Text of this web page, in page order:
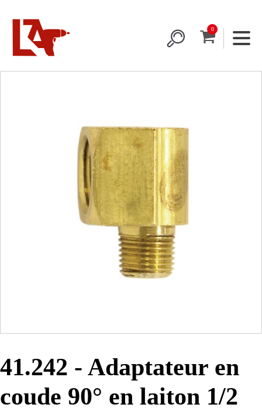
41.242 - Adaptateur en
coude 90° en laiton 1/2